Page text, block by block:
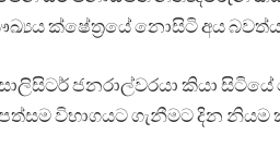
ක්ෂේත්‍රයේ නොසිටි අය
ජනරාල්වරයා කියා
විභාගයට ගැනීමට දින